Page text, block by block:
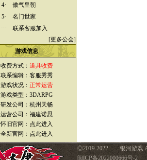
4·
傲气皇朝
5·
名门世家
···
联系客服加入
[更多公会]
游戏信息
收费方式： 道具收费
联系编辑：客服秀秀
游戏状况： 正常运营
游戏类型：3DARPG
研发公司：杭州天畅
运营公司：福建诺思
怀旧官网： 点此进入
全新官网： 点此进入
◎2019-2022 银河游戏
闽ICP备2022000666号